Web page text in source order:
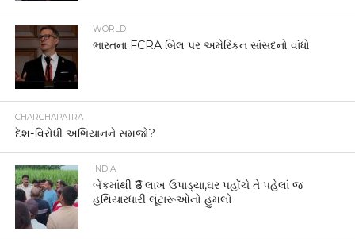
WORLD
ભારતના FCRA બિલ પર અમેરિકન સાંસદનો વાંધો
CHARCHAPATRA
દેશ-વિરોધી અભિયાનને સમજો?
INDIA
બેંકમાંથી ₹6 લાખ ઉપાડ્યા,ઘર પહોંચે તે પહેલાં જ
હથિયારધારી લૂંટારૂઓનો હુમલો